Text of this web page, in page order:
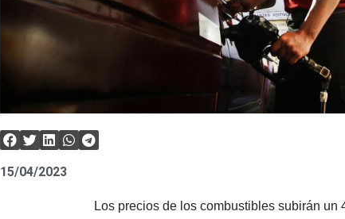
15/04/2023
Los precios de los combustibles subirán un